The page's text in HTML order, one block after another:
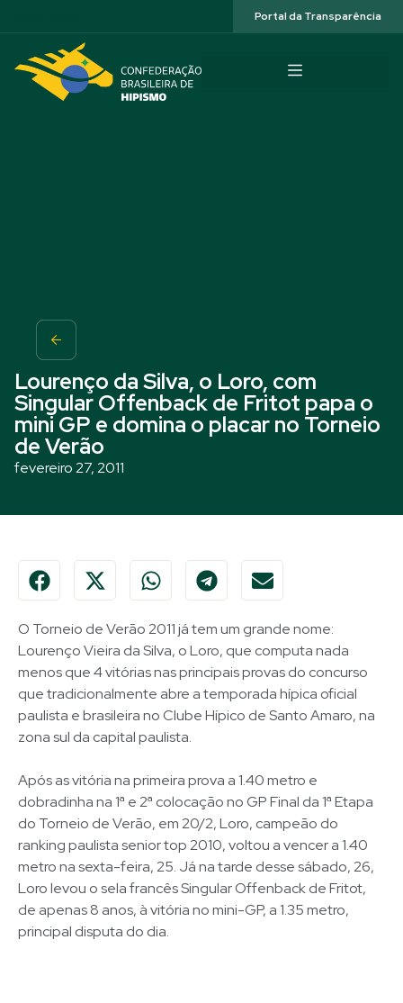
Portal da Transparência
Lourenço da Silva, o Loro, com
Singular Offenback de Fritot papa o
mini GP e domina o placar no Torneio
de Verão
fevereiro 27, 2011
O Torneio de Verão 2011 já tem um grande nome:
Lourenço Vieira da Silva, o Loro, que computa nada
menos que 4 vitórias nas principais provas do concurso
que tradicionalmente abre a temporada hípica oficial
paulista e brasileira no Clube Hípico de Santo Amaro, na
zona sul da capital paulista.
Após as vitória na primeira prova a 1.40 metro e
dobradinha na 1ª e 2ª colocação no GP Final da 1ª Etapa
do Torneio de Verão, em 20/2, Loro, campeão do
ranking paulista senior top 2010, voltou a vencer a 1.40
metro na sexta-feira, 25. Já na tarde desse sábado, 26,
Loro levou o sela francês Singular Offenback de Fritot,
de apenas 8 anos, à vitória no mini-GP, a 1.35 metro,
principal disputa do dia.